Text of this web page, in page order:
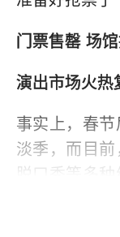
门票售罄 场
演出市场火热
事实上，春
淡季，而目前
脱口秀等多